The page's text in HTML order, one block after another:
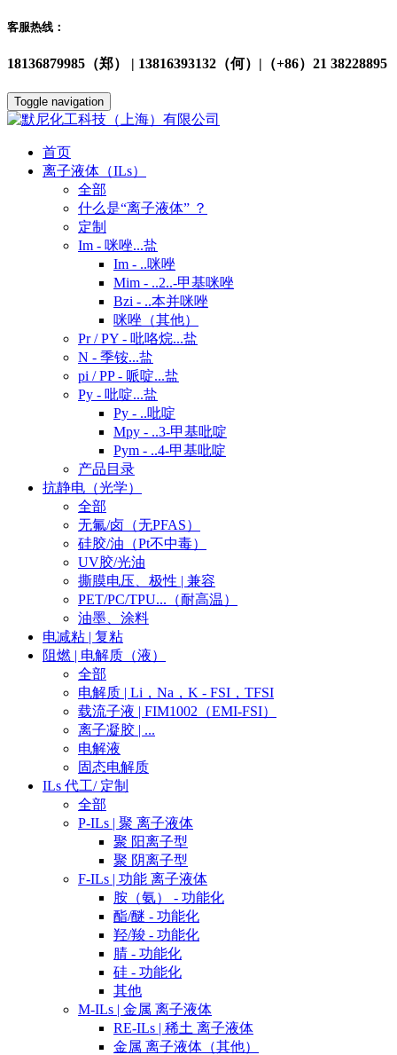
客服热线：
18136879985（郑） | 13816393132（何）|（+86）21 38228895
Toggle navigation
首页
离子液体（ILs）
全部
什么是“离子液体” ？
定制
Im - 咪唑...盐
Im - ..咪唑
Mim - ..2..-甲基咪唑
Bzi - ..本并咪唑
咪唑（其他）
Pr / PY - 吡咯烷...盐
N - 季铵...盐
pi / PP - 哌啶...盐
Py - 吡啶...盐
Py - ..吡啶
Mpy - ..3-甲基吡啶
Pym - ..4-甲基吡啶
产品目录
抗静电（光学）
全部
无氟/卤（无PFAS）
硅胶/油（Pt不中毒）
UV胶/光油
撕膜电压、极性 | 兼容
PET/PC/TPU...（耐高温）
油墨、涂料
电减粘 | 复粘
阻燃 | 电解质（液）
全部
电解质 | Li，Na，K - FSI，TFSI
载流子液 | FIM1002（EMI-FSI）
离子凝胶 | ...
电解液
固态电解质
ILs 代工/ 定制
全部
P-ILs | 聚 离子液体
聚 阳离子型
聚 阴离子型
F-ILs | 功能 离子液体
胺（氨） - 功能化
酯/醚 - 功能化
羟/羧 - 功能化
腈 - 功能化
硅 - 功能化
其他
M-ILs | 金属 离子液体
RE-ILs | 稀土 离子液体
金属 离子液体（其他）